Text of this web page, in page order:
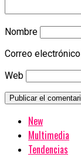
Nombre
Correo electrónico
Web
New
Multimedia
Tendencias